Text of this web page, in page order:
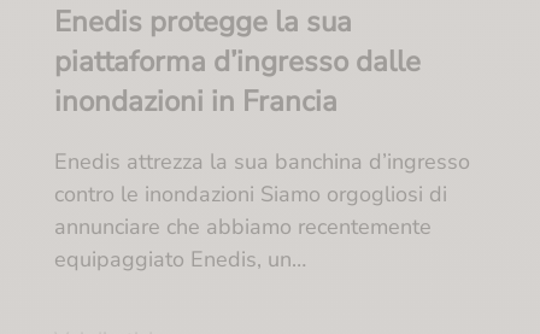
Enedis protegge la sua
piattaforma d’ingresso dalle
inondazioni in Francia
Enedis attrezza la sua banchina d’ingresso
contro le inondazioni Siamo orgogliosi di
annunciare che abbiamo recentemente
equipaggiato Enedis, un…